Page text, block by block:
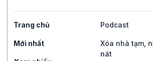
Trang chủ
Mới nhất
Podcast
Xóa nhà tạm,
nát